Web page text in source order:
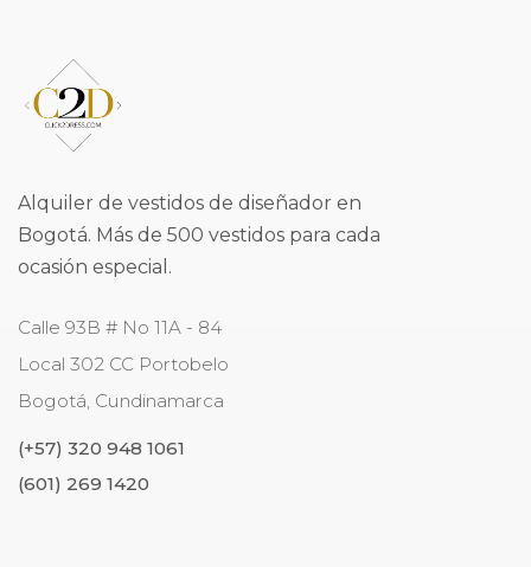
Alquiler de vestidos de diseñador en
Bogotá. Más de 500 vestidos para cada
ocasión especial.
Calle 93B # No 11A - 84
Local 302 CC Portobelo
Bogotá, Cundinamarca
(+57) 320 948 1061
(601) 269 1420